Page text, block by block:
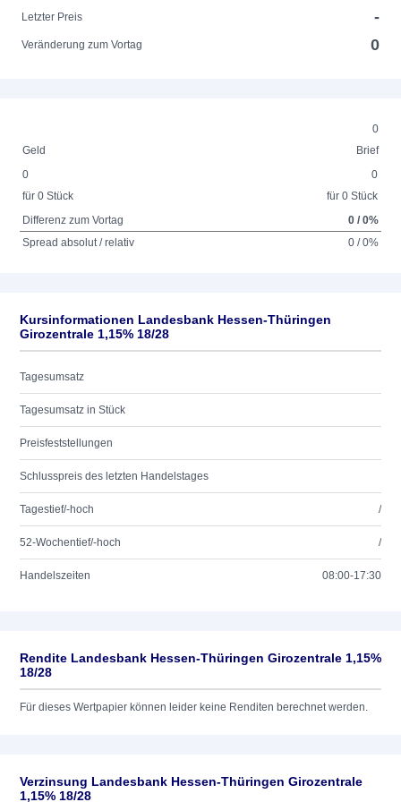
Letzter Preis -
Veränderung zum Vortag 0
0
Geld
Brief
0
für 0 Stück
0
für 0 Stück
Differenz zum Vortag
0 / 0%
Spread absolut / relativ
0 / 0%
Kursinformationen Landesbank Hessen-Thüringen
Girozentrale 1,15% 18/28
Tagesumsatz
Tagesumsatz in Stück
Preisfeststellungen
Schlusspreis des letzten Handelstages
Tagestief/-hoch /
52-Wochentief/-hoch /
Handelszeiten 08:00-17:30
Rendite Landesbank Hessen-Thüringen Girozentrale 1,15%
18/28
Für dieses Wertpapier können leider keine Renditen berechnet werden.
Verzinsung Landesbank Hessen-Thüringen Girozentrale
1,15% 18/28